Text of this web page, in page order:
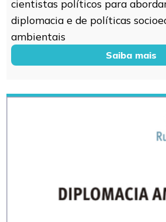
cientistas políticos para
diplomacia e de políticas
ambientais
Saiba mais